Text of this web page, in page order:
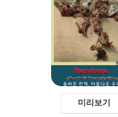
미리보기